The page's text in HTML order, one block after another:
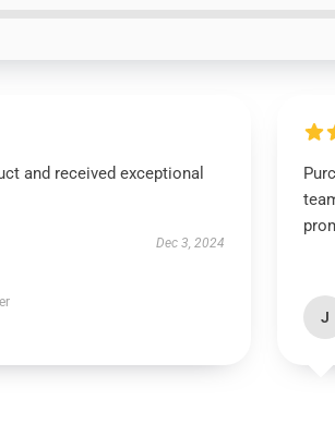
and received exceptional
Dec 3, 2024
J